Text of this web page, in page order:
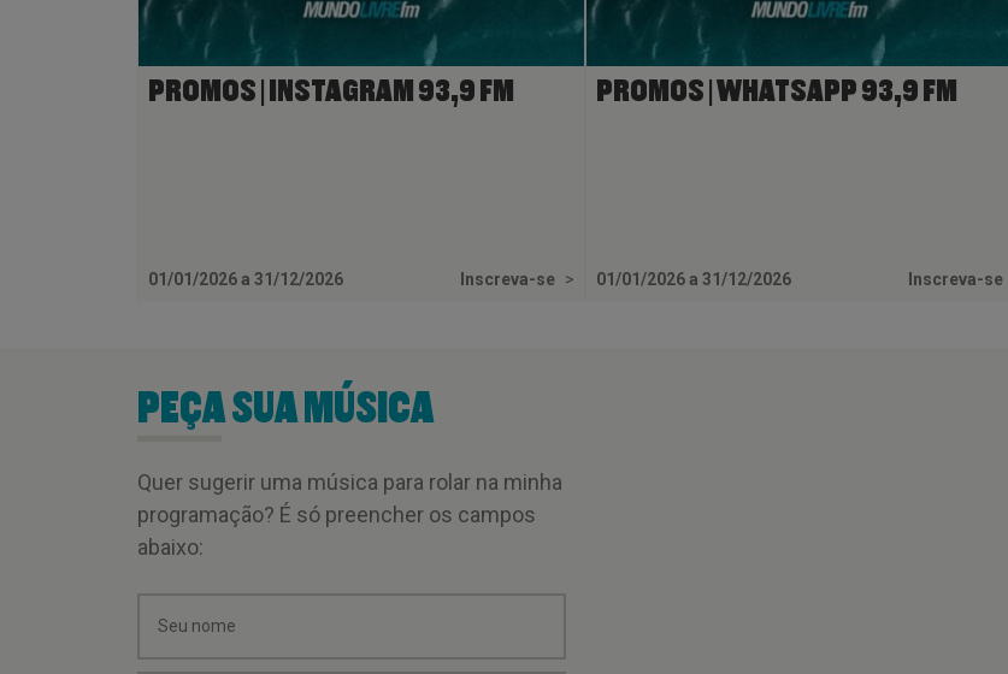
PROMOS | INSTAGRAM 93,9 FM
01/01/2026 a 31/12/2026 Inscreva-se >
PROMOS | WHATSAPP 93,9 FM
01/01/2026 a 31/12/2026 Inscreva-se
PEÇA SUA MÚSICA
Quer sugerir uma música para rolar na minha
programação? É só preencher os campos
abaixo: